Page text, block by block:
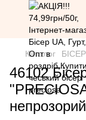
Каталог
46102